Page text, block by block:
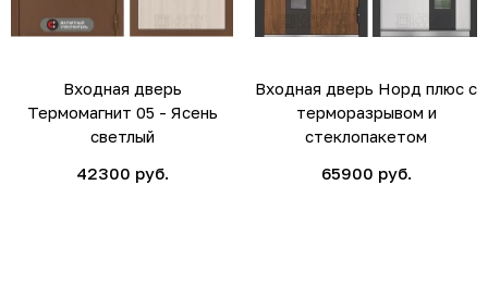
Входная дверь
Термомагнит 05 - Ясень
светлый
42300 руб.
Входная дверь Норд плюс с
терморазрывом и
стеклопакетом
65900 руб.